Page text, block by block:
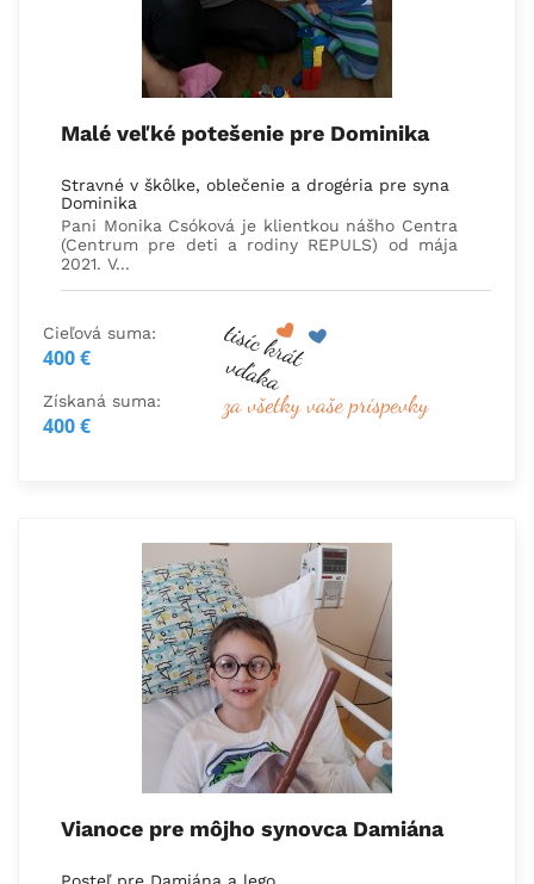
Malé veľké potešenie pre Dominika
Stravné v škôlke, oblečenie a drogéria pre syna
Dominika
Pani Monika Csóková je klientkou nášho Centra
(Centrum pre deti a rodiny REPULS) od mája
2021. V...
Cieľová suma:
400 €
Získaná suma:
400 €
Vianoce pre môjho synovca Damiána